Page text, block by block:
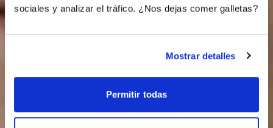
sociales y analizar el tráfico. ¿Nos dejas comer galletas?
Mostrar detalles
Permitir todas